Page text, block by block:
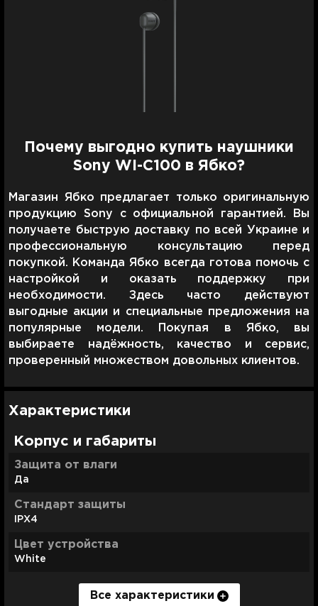
Почему выгодно купить наушники
Sony WI-C100 в Ябко?
Магазин Ябко предлагает только оригинальную
продукцию Sony с официальной гарантией. Вы
получаете быструю доставку по всей Украине и
профессиональную консультацию перед
покупкой. Команда Ябко всегда готова помочь с
настройкой и оказать поддержку при
необходимости. Здесь часто действуют
выгодные акции и специальные предложения на
популярные модели. Покупая в Ябко, вы
выбираете надёжность, качество и сервис,
проверенный множеством довольных клиентов.
Характеристики
Корпус и габариты
Защита от влаги
Да
Стандарт защиты
IPX4
Цвет устройства
White
Все характеристики